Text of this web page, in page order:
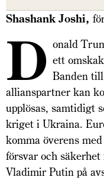
Shashank Joshi,
D onald
ett
Banden
allianspartner kan
upplösas, samtidigt
kriget i Ukraina.
komma överens
försvar och
Vladimir Putin på